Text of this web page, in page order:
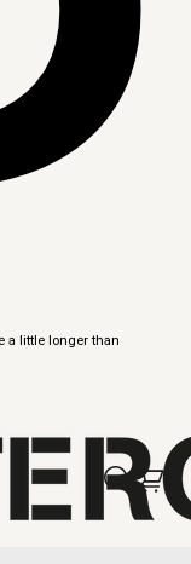
a little longer than